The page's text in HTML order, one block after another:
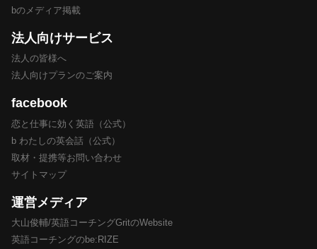
bのメディア掲載
法人向けサービス
法人の皆様へ
法人向けプランのご案内
facebook
恋と仕事に効く英語（公式）
b わたしの英会話（公式）
取材・提携等お問い合わせ
サイトマップ
運営メディア
大山俊輔/英語コーチングGritのWebsite
英語コーチングのbe:RIZE